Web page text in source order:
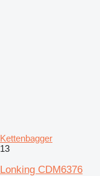
Kettenbagger
13
Lonking CDM6376